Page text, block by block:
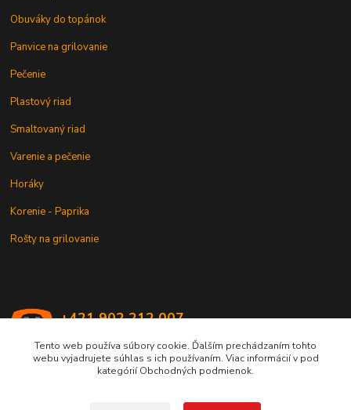
Obuváky do topánok
Panvice na grilovanie
Pečenie
Plastový riad
Smaltovaný riad
Varenie a pečenie
Horáky
Korenie - Paprika
Rošty na grilovanie
+421 902 212 007
Tento web používa súbory cookie. Ďalším prechádzaním tohto
webu vyjadrujete súhlas s ich používaním. Viac informácií v pod
kategórií Obchodných podmienok.